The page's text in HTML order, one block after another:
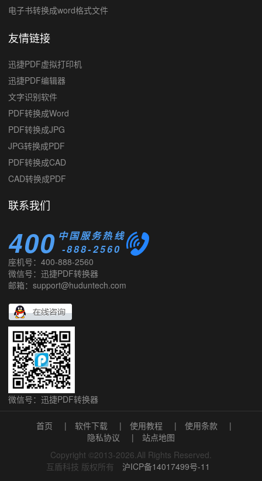
电子书转换成word格式文件
友情链接
迅捷PDF编辑器
文字识别软件
PDF转换成Word
PDF转换成JPG
JPG转换成PDF
PDF转换成CAD
CAD转换成PDF
联系我们
400 -888-2560
中国服务热线
座机号：400-888-2560
微信号：迅捷PDF转换器
邮箱：support@huduntech.com
微信号：迅捷PDF转换器
首页 | 软件下载 | 使用教程 | 使用条款
|
隐私协议
|
站点地图
Copyright ©2013-2026.All Rights Reserved.
互盾科技 版权所有
沪ICP备14017499号-11